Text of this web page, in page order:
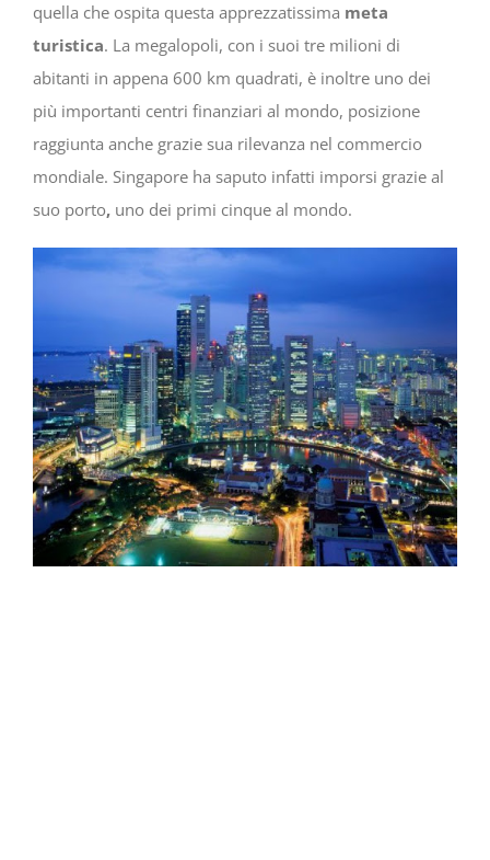
quella che ospita questa apprezzatissima meta
turistica. La megalopoli, con i suoi tre milioni di
abitanti in appena 600 km quadrati, è inoltre uno dei
più importanti centri finanziari al mondo, posizione
raggiunta anche grazie sua rilevanza nel commercio
mondiale. Singapore ha saputo infatti imporsi grazie al
suo porto, uno dei primi cinque al mondo.